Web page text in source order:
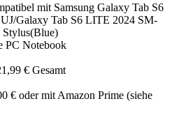
mit Samsung Galaxy Tab S6
Galaxy Tab S6 LITE 2024 SM-
Stylus(Blue)
€ Gesamt
€ oder mit Amazon Prime (siehe